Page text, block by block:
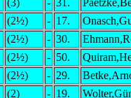
(2½) - 17.
(2½) - 30.
(2½) - 50.
(2½) - 29.
(2) - 19.